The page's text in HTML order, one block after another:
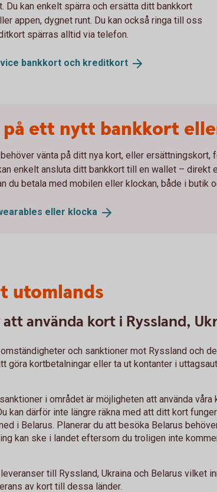
Du kan enkelt spärra och ersätta ditt bankkort
appen, dygnet runt. Du kan också ringa till oss
spärras alltid via telefon.
bankkort och kreditkort
på ett nytt bankkort
vänta på ditt nya kort, eller ersättningskort,
enkelt ansluta ditt bankkort till en wallet – direkt
du betala med mobilen eller klockan, både i butik
eller klocka
utomlands
använda kort i Ryssland,
och sanktioner mot Ryssland och
göra kortbetalningar eller ta ut kontanter i
i området är möjligheten att använda våra
kan därför inte längre räkna med att ditt kort
i Belarus. Planerar du att besöka Belarus
kan ske i landet eftersom du troligen inte
till Ryssland, Ukraina och Belarus vilket
av kort till dessa länder.